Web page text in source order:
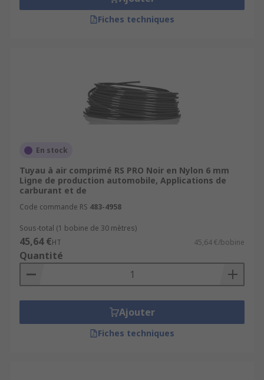
Fiches techniques
En stock
Tuyau à air comprimé RS PRO Noir en Nylon 6 mm
Ligne de production automobile, Applications de
carburant et de
Code commande RS 483-4958
Sous-total (1 bobine de 30 mètres)
45,64 €HT 45,64 €/bobine
Quantité
Ajouter
Fiches techniques